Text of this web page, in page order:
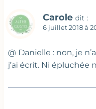
Carole dit :
6 juillet 2018 à
@ Danielle : non, je
j’ai écrit. Ni épluchée